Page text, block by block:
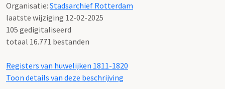
Organisatie: Stadsarchief Rotterdam
laatste wijziging 12-02-2025
105 gedigitaliseerd
totaal 16.771 bestanden
Registers van huwelijken 1811-1820
Toon details van deze beschrijving